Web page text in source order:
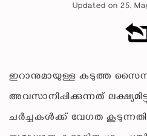
Updated on 25,
ഇറാനുമായുള്ള കടുത്ത
അവസാനിപ്പിക്കുന്നത്
ചർച്ചകൾക്ക് വേഗത